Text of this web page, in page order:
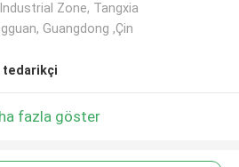
Zone, Tangxia
Guangdong ,Çin
tedarikçi
fazla göster